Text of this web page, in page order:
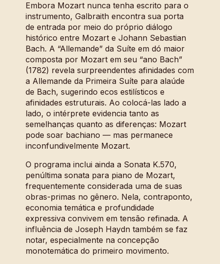
Embora Mozart nunca tenha escrito para o
instrumento, Galbraith encontra sua porta
de entrada por meio do próprio diálogo
histórico entre Mozart e Johann Sebastian
Bach. A “Allemande” da Suíte em dó maior
composta por Mozart em seu “ano Bach”
(1782) revela surpreendentes afinidades com
a Allemande da Primeira Suíte para alaúde
de Bach, sugerindo ecos estilísticos e
afinidades estruturais. Ao colocá-las lado a
lado, o intérprete evidencia tanto as
semelhanças quanto as diferenças: Mozart
pode soar bachiano — mas permanece
inconfundivelmente Mozart.
O programa inclui ainda a Sonata K.570,
penúltima sonata para piano de Mozart,
frequentemente considerada uma de suas
obras-primas no gênero. Nela, contraponto,
economia temática e profundidade
expressiva convivem em tensão refinada. A
influência de Joseph Haydn também se faz
notar, especialmente na concepção
monotemática do primeiro movimento.